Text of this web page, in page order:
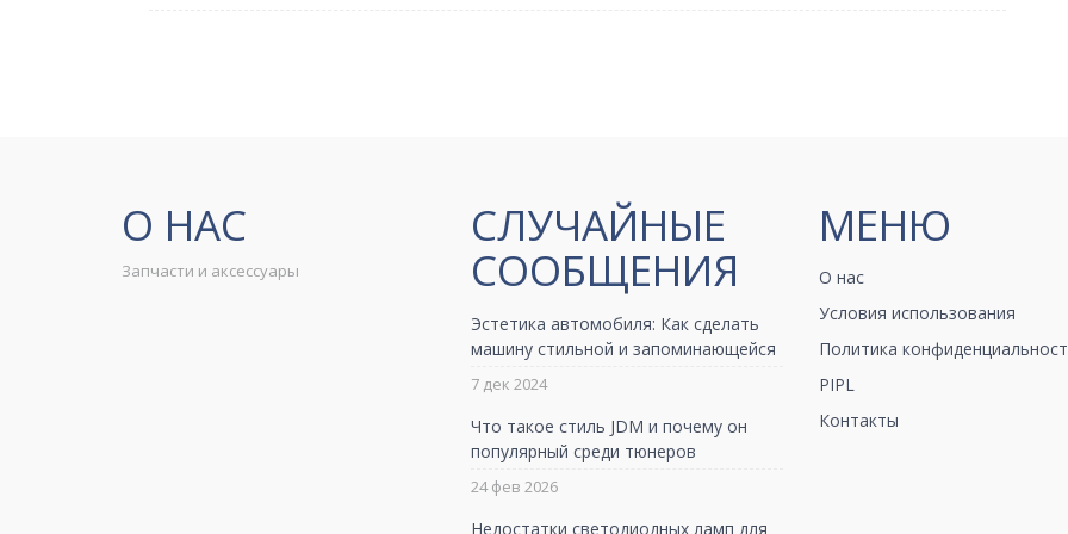
О НАС
Запчасти и аксессуары
СЛУЧАЙНЫЕ
СООБЩЕНИЯ
Эстетика автомобиля: Как сделать
машину стильной и запоминающейся
7 дек 2024
Что такое стиль JDM и почему он
популярный среди тюнеров
24 фев 2026
Недостатки светодиодных ламп для
МЕНЮ
О нас
Условия использования
Политика
PIPL
Контакты